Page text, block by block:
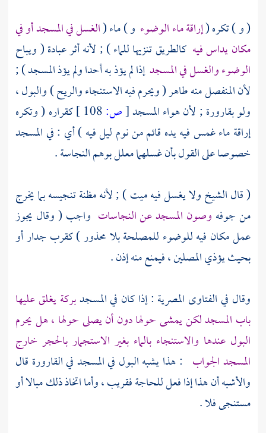
( و ) تكره (إراقة ماء الوضوء و ) ماء (الغسل في المسجد أو في
مكان يداس فيه كالطريق تنزيها للماء ) ; لأنه أثر عبادة ( ويباح
الوضوء والغسل في المسجدإذا لم يؤذ به أحدا ولم يؤذ المسجد ) ;
لأن المنفصل منه طاهر ( ويحرم فيه الاستنجاء والريح ) والبول ،
ولو بقارورة ; لأن هواء المسجد[ص:
كقراره ( وتكره
إراقة ماء غمس فيه يده قائم من نوم ليل فيه ) أي : في المسجد
خصوصا على القول بأن غسلهما معلل بوهم النجاسة .
( قالالشيخولا يغسل فيه ميت ) ; لأنه مظنة تنجيسه بما يخرج
من جوفه وصون المسجد عن النجاسات واجب ( وقال يجوز
عمل مكان فيه للوضوء للمصلحة بلا محذور ) كقرب جدار أو
بحيث يؤذي المصلين ، فيمنع منه إذن .
وقال في الفتاوى المصرية : إذا كان في المسجدبركة يغلق عليها
باب المسجد لكن يمشى حولها دون أن يصلى حولها ، هل يحرم
البول عندها والاستنجاء بالماء بغير الاستجمار بالحجر خارج
المسجد الجواب : هذا يشبه البول في المسجد في القارورة قال
والأشبه أن هذا إذا فعل للحاجة فقريب ، وأما اتخاذ ذلك مبالا أو
مستنجى فلا .